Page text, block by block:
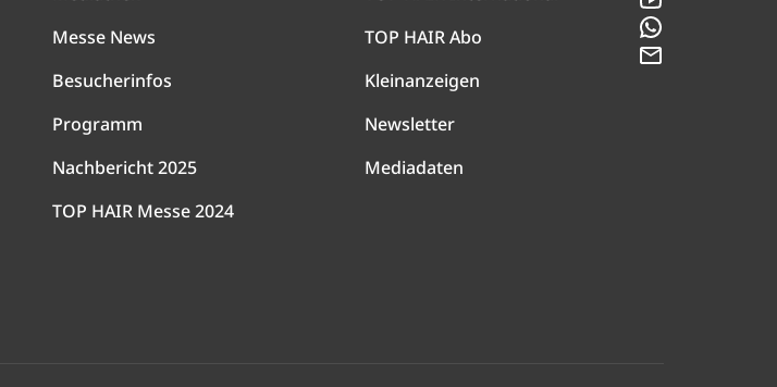
Messe News
Besucherinfos
Programm
Nachbericht 2025
TOP HAIR Messe 2024
TOP HAIR Abo
Kleinanzeigen
Newsletter
Mediadaten